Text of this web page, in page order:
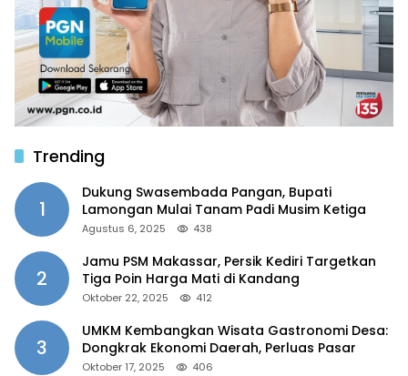
Trending
1
Dukung Swasembada Pangan, Bupati
Lamongan Mulai Tanam Padi Musim Ketiga
Agustus 6, 2025 438
2
Jamu PSM Makassar, Persik Kediri Targetkan
Tiga Poin Harga Mati di Kandang
Oktober 22, 2025 412
3
UMKM Kembangkan Wisata Gastronomi Desa:
Dongkrak Ekonomi Daerah, Perluas Pasar
Oktober 17, 2025 406